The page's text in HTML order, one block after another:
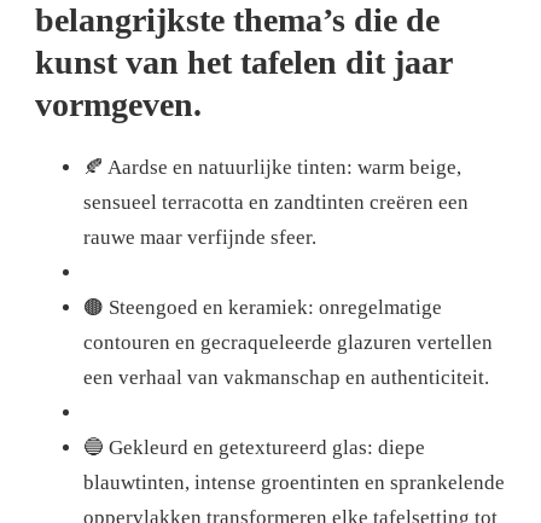
belangrijkste thema’s die de
kunst van het tafelen dit jaar
vormgeven.
🍂 Aardse en natuurlijke tinten: warm beige,
sensueel terracotta en zandtinten creëren een
rauwe maar verfijnde sfeer.
🟤 Steengoed en keramiek: onregelmatige
contouren en gecraqueleerde glazuren vertellen
een verhaal van vakmanschap en authenticiteit.
🔵 Gekleurd en getextureerd glas: diepe
blauwtinten, intense groentinten en sprankelende
oppervlakken transformeren elke tafelsetting tot